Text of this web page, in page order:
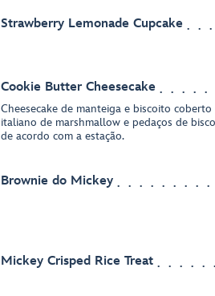
Strawberry Lemonade Cupcake
Cookie Butter Cheesecake
Cheesecake de manteiga e biscoito coberto
italiano de marshmallow e pedaços de
de acordo com a estação.
Brownie do Mickey
Mickey Crisped Rice Treat